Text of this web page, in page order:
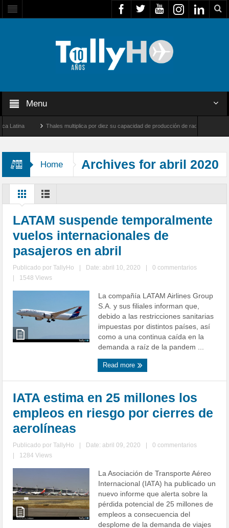
Menu
Thales multiplica por diez su capacidad de producción de radares en Brasil
Home Archives for abril 2020
LATAM suspende temporalmente
vuelos internacionales de
pasajeros en abril
Publicado porTallyHo Date: abril 10, 2020
0 commentarios
1548 Views
La compañía LATAM Airlines Group
S.A. y sus filiales informan que,
debido a las restricciones sanitarias
impuestas por distintos países, así
como a una continua caída en la
demanda a raíz de la pandem ...
Read more
IATA estima en 25 millones los
empleos en riesgo por cierres de
aerolíneas
Publicado porTallyHo Date: abril 09, 2020
0 commentarios
1284 Views
La Asociación de Transporte Aéreo
Internacional (IATA) ha publicado un
nuevo informe que alerta sobre la
pérdida potencial de 25 millones de
empleos a consecuencia del
desplome de la demanda de viajes